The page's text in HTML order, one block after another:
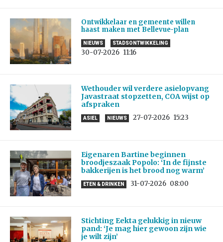
Ontwikkelaar en gemeente willen
haast maken met Bellevue-plan
NIEUWS STADSONTWIKKELING
30-07-2026 11:16
Wethouder wil verdere asielopvang
Javastraat stopzetten, COA wijst op
afspraken
ASIEL NIEUWS 27-07-2026 15:23
Eigenaren Bartine beginnen
broodjeszaak Popolo: ‘In de fijnste
bakkerijen is het brood nog warm’
ETEN & DRINKEN 31-07-2026 08:00
Stichting Eekta gelukkig in nieuw
pand: ‘Je mag hier gewoon zijn wie
je wilt zijn’